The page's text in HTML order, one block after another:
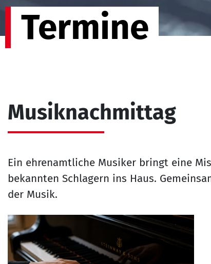
Termine
Musiknachmittag
Ein ehrenamtliche Musiker bringt eine
bekannten Schlagern ins Haus.
der Musik.